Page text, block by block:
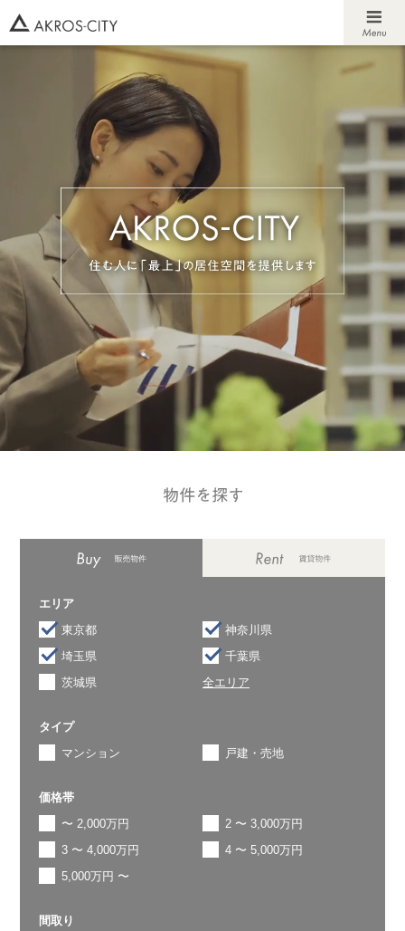
エリア
東京都
神奈川県
埼玉県
千葉県
茨城県
全エリア
タイプ
マンション
戸建・売地
価格帯
〜 2,000万円
2 〜 3,000万円
3 〜 4,000万円
4 〜 5,000万円
5,000万円 〜
間取り